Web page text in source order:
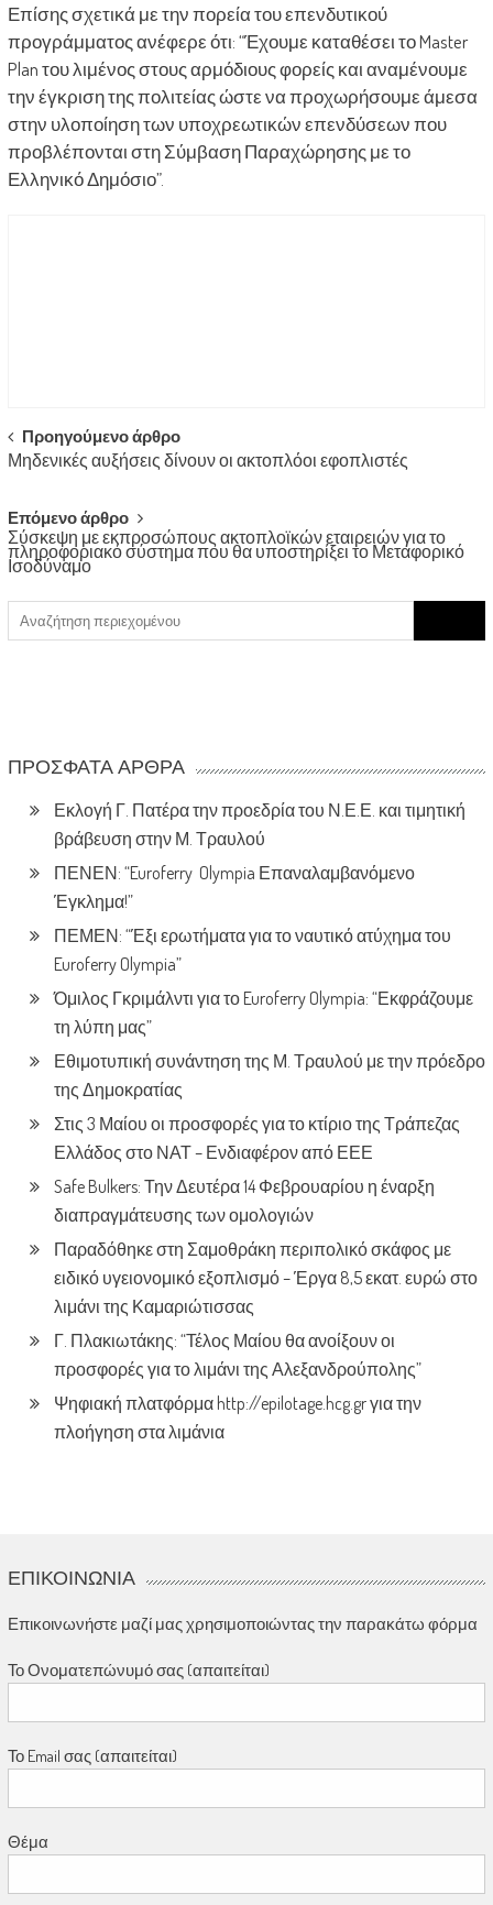
Επίσης σχετικά με την πορεία του επενδυτικού
προγράμματος ανέφερε ότι: “Έχουμε καταθέσει το Master
Plan του λιμένος στους αρμόδιους φορείς και αναμένουμε
την έγκριση της πολιτείας ώστε να προχωρήσουμε άμεσα
στην υλοποίηση των υποχρεωτικών επενδύσεων που
προβλέπονται στη Σύμβαση Παραχώρησης με το
Ελληνικό Δημόσιο”.
Post
navigation
Προηγούμενο άρθρο
Μηδενικές αυξήσεις δίνουν οι ακτοπλόοι εφοπλιστές
Επόμενο άρθρο
Σύσκεψη με εκπροσώπους ακτοπλοϊκών εταιρειών για το
πληροφοριακό σύστημα που θα υποστηρίξει το Μεταφορικό
Ισοδύναμο
for:
ΠΡΌΣΦΑΤΑ ΆΡΘΡΑ
Εκλογή Γ. Πατέρα την προεδρία του Ν.Ε.Ε. και τιμητική
βράβευση στην Μ. Τραυλού
ΠΕΝΕΝ: “Euroferry Olympia Επαναλαμβανόμενο
Έγκλημα!”
ΠΕΜΕΝ: “Έξι ερωτήματα για το ναυτικό ατύχημα του
Euroferry Olympia”
Όμιλος Γκριμάλντι για το Euroferry Olympia: “Εκφράζουμε
τη λύπη μας”
Εθιμοτυπική συνάντηση της Μ. Τραυλού με την πρόεδρο
της Δημοκρατίας
Στις 3 Μαίου οι προσφορές για το κτίριο της Τράπεζας
Ελλάδος στο ΝΑΤ – Ενδιαφέρον από ΕΕΕ
Safe Bulkers: Την Δευτέρα 14 Φεβρουαρίου η έναρξη
διαπραγμάτευσης των ομολογιών
Παραδόθηκε στη Σαμοθράκη περιπολικό σκάφος με
ειδικό υγειονομικό εξοπλισμό – Έργα 8,5 εκατ. ευρώ στο
λιμάνι της Καμαριώτισσας
Γ. Πλακιωτάκης: “Τέλος Μαίου θα ανοίξουν οι
προσφορές για το λιμάνι της Αλεξανδρούπολης”
Ψηφιακή πλατφόρμα http://epilotage.hcg.gr για την
πλοήγηση στα λιμάνια
ΕΠΙΚΟΙΝΩΝΊΑ
Επικοινωνήστε μαζί μας χρησιμοποιώντας την παρακάτω φόρμα
Το Ονοματεπώνυμό σας (απαιτείται)
Το Email σας (απαιτείται)
Θέμα